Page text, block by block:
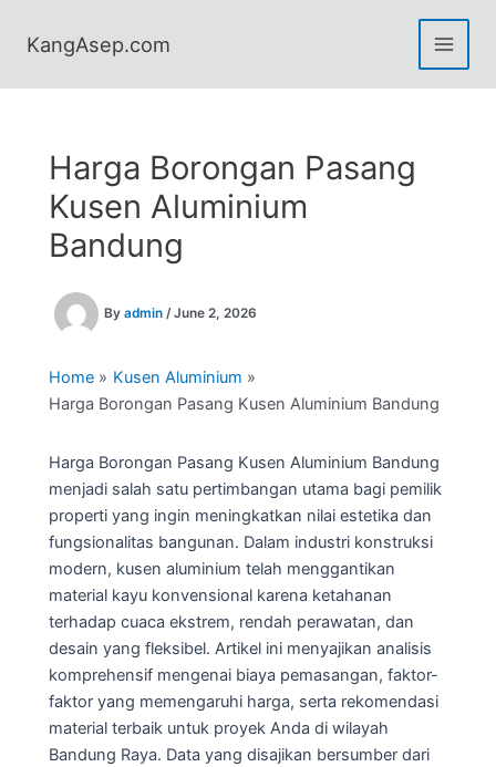
KangAsep.com
Harga Borongan Pasang
Kusen Aluminium
Bandung
By admin /June 2, 2026
Home
Kusen Aluminium
Harga Borongan Pasang Kusen Aluminium Bandung
Harga Borongan Pasang Kusen Aluminium Bandung
menjadi salah satu pertimbangan utama bagi pemilik
properti yang ingin meningkatkan nilai estetika dan
fungsionalitas bangunan. Dalam industri konstruksi
modern, kusen aluminium telah menggantikan
material kayu konvensional karena ketahanan
terhadap cuaca ekstrem, rendah perawatan, dan
desain yang fleksibel. Artikel ini menyajikan analisis
komprehensif mengenai biaya pemasangan, faktor-
faktor yang memengaruhi harga, serta rekomendasi
material terbaik untuk proyek Anda di wilayah
Bandung Raya. Data yang disajikan bersumber dari